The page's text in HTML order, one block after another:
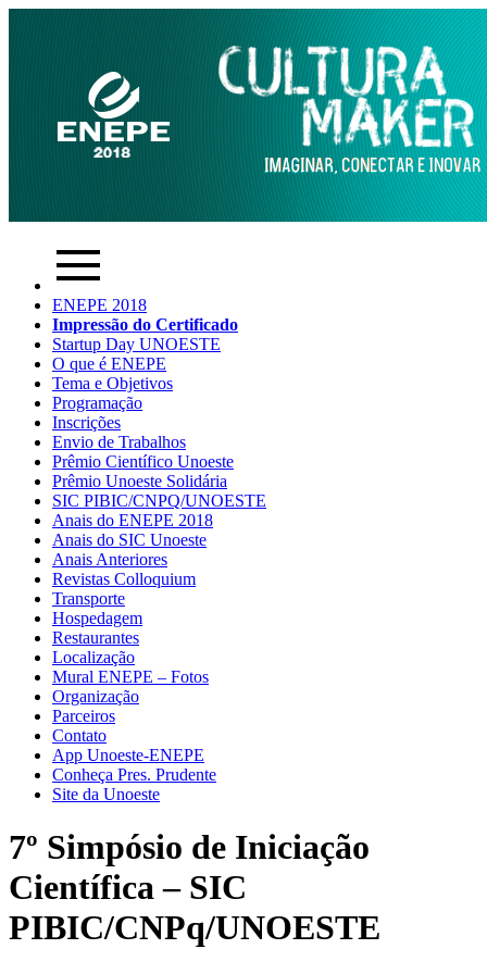
ENEPE 2018
Impressão do Certificado
Startup Day UNOESTE
O que é ENEPE
Tema e Objetivos
Programação
Inscrições
Envio de Trabalhos
Prêmio Científico Unoeste
Prêmio Unoeste Solidária
SIC PIBIC/CNPQ/UNOESTE
Anais do ENEPE 2018
Anais do SIC Unoeste
Anais Anteriores
Revistas Colloquium
Transporte
Hospedagem
Restaurantes
Localização
Mural ENEPE – Fotos
Organização
Parceiros
Contato
App Unoeste-ENEPE
Conheça Pres. Prudente
Site da Unoeste
7º Simpósio de Iniciação
Científica – SIC
PIBIC/CNPq/UNOESTE